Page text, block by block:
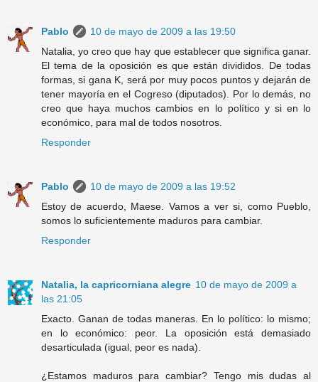
Pablo
10 de mayo de 2009 a las 19:50
Natalia, yo creo que hay que establecer que significa ganar.
El tema de la oposición es que están divididos. De todas
formas, si gana K, será por muy pocos puntos y dejarán de
tener mayoría en el Cogreso (diputados). Por lo demás, no
creo que haya muchos cambios en lo político y si en lo
económico, para mal de todos nosotros.
Responder
Pablo
10 de mayo de 2009 a las 19:52
Estoy de acuerdo, Maese. Vamos a ver si, como Pueblo,
somos lo suficientemente maduros para cambiar.
Responder
Natalia, la capricorniana alegre 10 de mayo de 2009 a
las 21:05
Exacto. Ganan de todas maneras. En lo político: lo mismo;
en lo económico: peor. La oposición está demasiado
desarticulada (igual, peor es nada).
¿Estamos maduros para cambiar? Tengo mis dudas al